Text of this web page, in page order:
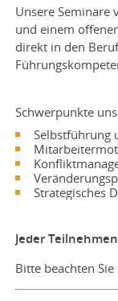
Unsere
und einem
direkt in den
Schwerpunkte
Selbstführung
Strategisches
Jeder
Bitte beachten